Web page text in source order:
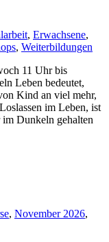
, Erwachsene,
, Weiterbildungen
11 Uhr bis
Leben bedeutet,
Kind an viel mehr,
im Leben, ist
Dunkeln gehalten
, November 2026,